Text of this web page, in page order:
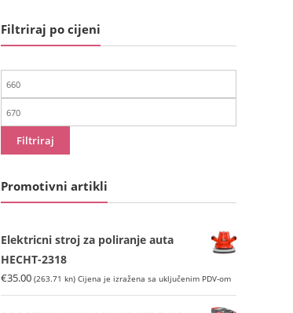
Filtriraj po cijeni
Min
cijena
Maks
cijena
Filtriraj
Promotivni artikli
Elektricni stroj za poliranje auta
HECHT-2318
€35.00 (263.71 kn) Cijena je izražena sa uključenim PDV-om